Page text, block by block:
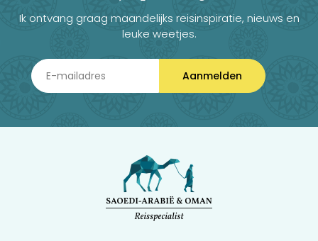
Ik ontvang graag maandelijks reisinspiratie, nieuws en
leuke weetjes.
Aanmelden